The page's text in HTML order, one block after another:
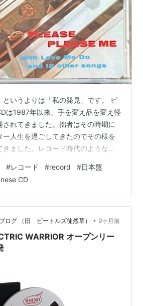
というよりは「私の発見」です。 ビ
は1987年以来、手を変え品を変え軽
されてきました。拙者はその時期に
ー人生を過ごしてきたのでその様を
きました。レコード時代のようなデ
コツと集めたものです。しかしビ
乱発の王者”ユニバーサルミュージッ
熱は冷めました。予想通り2013年以
るかに上回る勢い再発が繰り返され
ル回収です。東芝EMI時代の1998年
い…
#レコード #record #日本盤
CD
ログ （旧 ビートルズ徒然草） • 9ヶ月前
WARRIOR オープンリー